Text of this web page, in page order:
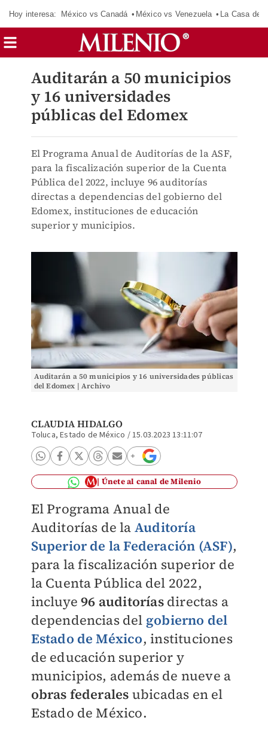
Hoy interesa: México vs Canadá México vs Venezuela La Casa de
Auditarán a 50 municipios
y 16 universidades
públicas del Edomex
El Programa Anual de Auditorías de la ASF,
para la fiscalización superior de la Cuenta
Pública del 2022, incluye 96 auditorías
directas a dependencias del gobierno del
Edomex, instituciones de educación
superior y municipios.
Auditarán a 50 municipios y 16 universidades públicas
del Edomex | Archivo
CLAUDIA HIDALGO
Toluca, Estado de México /15.03.2023 13:11:07
Únete al canal de Milenio
El Programa Anual de
Auditorías de la Auditoría
Superior de la Federación (ASF),
para la fiscalización superior de
la Cuenta Pública del 2022,
incluye 96 auditorías directas a
dependencias del gobierno del
Estado de México, instituciones
de educación superior y
municipios, además de nueve a
obras federales ubicadas en el
Estado de México.